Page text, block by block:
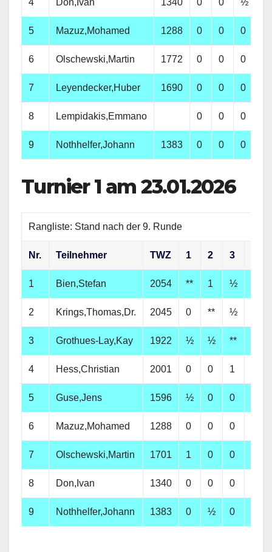
5 Mazuz,Mohamed 1288 0 0 0
6 Olschewski,Martin 1772 0 0 0
7 Leyendecker,Huber 1690 0 0 0
8 Lempidakis,Emmano 0 0 0
9 Nothhelfer,Johann 1383 0 0 0
Turnier 1 am 23.01.2026
Rangliste: Stand nach der 9. Runde
Nr. Teilnehmer TWZ 1 2 3
1 Bien,Stefan 2054 ** 1 ½
2 Krings,Thomas,Dr. 2045 0 ** ½
3 Grothues-Lay,Kay 1922 ½ ½ **
4 Hess,Christian 2001 0 0 1
5 Guse,Jens 1596 ½ 0 0
6 Mazuz,Mohamed 1288 0 0 0
7 Olschewski,Martin 1701 1 0 0
8 Don,Ivan 1340 0 0 0
9 Nothhelfer,Johann 1383 0 ½ 0